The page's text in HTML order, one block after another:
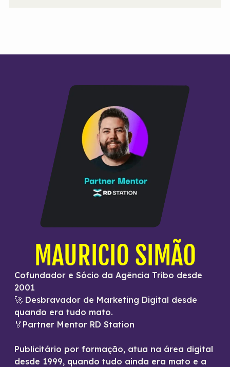
MAURICIO SIMÃO
Cofundador e Sócio da Agência Tribo desde
2001
🚀 Desbravador de Marketing Digital desde
quando era tudo mato.
🏅Partner Mentor RD Station
Publicitário por formação, atua na área digital
desde 1999, quando tudo ainda era mato e a